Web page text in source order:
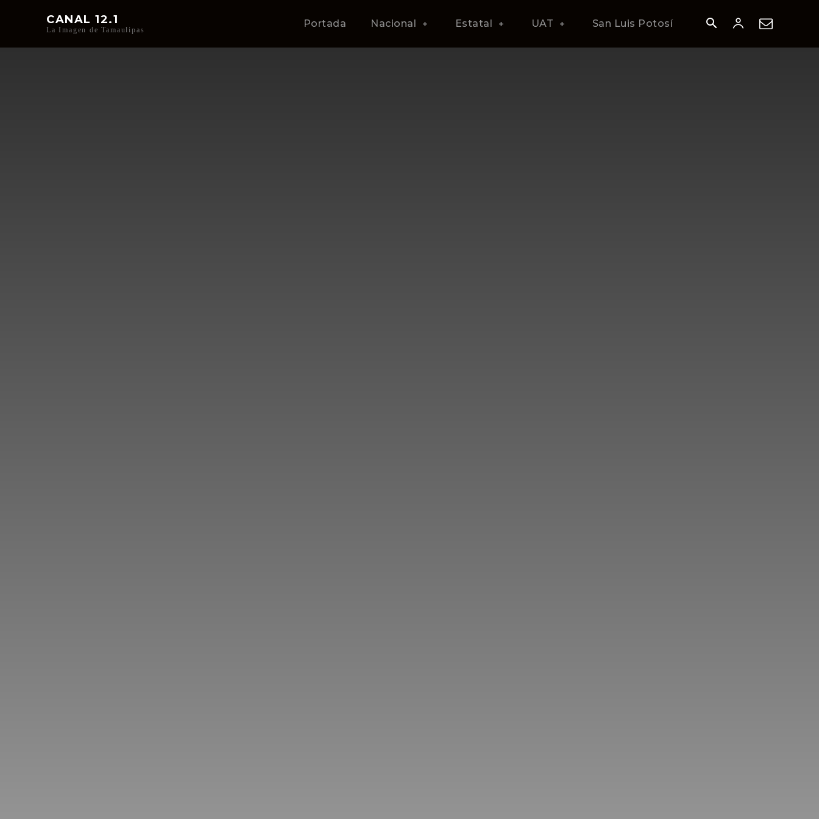
CANAL 12.1
La Imagen de Tamaulipas
Portada Nacional Estatal UAT San Luis Potosí